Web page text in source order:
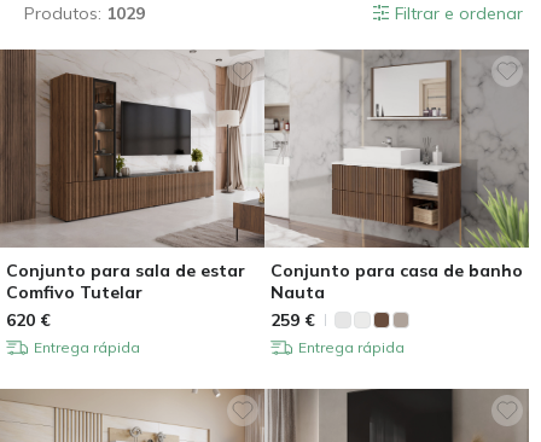
Produtos: 1029 Filtrar e ordenar
Conjunto para sala de estar
Comfivo Tutelar
620 €
Entrega rápida
Conjunto para casa de banho
Nauta
259 €
Entrega rápida